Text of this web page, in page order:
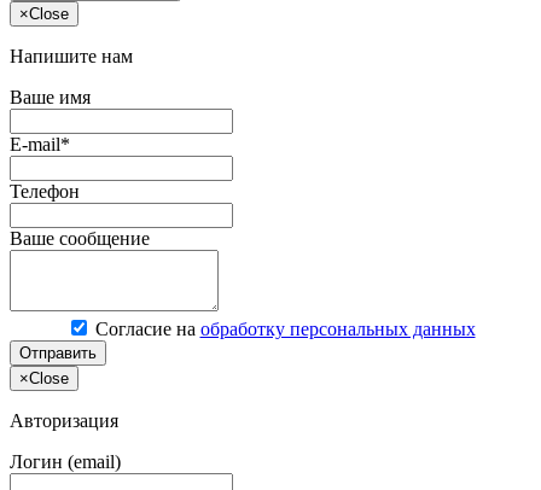
×Close
Напишите нам
Ваше имя
E-mail*
Телефон
Ваше сообщение
Согласие на обработку персональных данных
Отправить
×Close
Авторизация
Логин (email)